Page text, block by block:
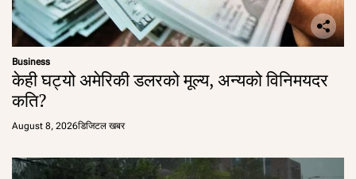
Business
केही घट्यो अमेरिकी डलरको मूल्य, अन्यको विनिमयदर
कति?
August 8, 2026डिजिटल खबर